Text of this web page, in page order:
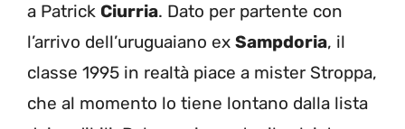
a Patrick Ciurria. Dato per partente con
l’arrivo dell’uruguaiano ex Sampdoria, il
classe 1995 in realtà piace a mister Stroppa,
che al momento lo tiene lontano dalla lista